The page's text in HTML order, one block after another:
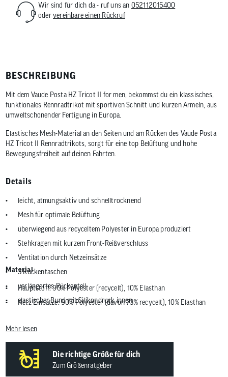
Wir sind für dich da - ruf uns an 052112015400
odervereinbare einen Rückruf
BESCHREIBUNG
Mit dem Vaude Posta HZ Tricot II for men, bekommst du ein klassisches,
funktionales Rennradtrikot mit sportiven Schnitt und kurzen Ärmeln, aus
umweltschonender Fertigung in Europa.
Elastisches Mesh-Material an den Seiten und am Rücken des Vaude Posta
HZ Tricot II Rennradtrikots, sorgt für eine top Belüftung und hohe
Bewegungsfreiheit auf deinen Fahrten.
Details
leicht, atmungsaktiv und schnelltrocknend
Mesh für optimale Belüftung
überwiegend aus recyceltem Polyester in Europa produziert
Stehkragen mit kurzem Front-Reißverschluss
Ventilation durch Netzeinsätze
3 Rückentaschen
verlängertes Rückenteil
elastischer Bund mit Silikondruck innen
Country geeignet
Gewicht: 136 g
Green Shape, Grüner Knopf, Fair Wear
Material
Hauptstoff: 90% Polyester (recycelt), 10% Elasthan
Netz Einsätze: 90% Polyester (davon 73% recycelt), 10% Elasthan
Mehr lesen
Die richtige Größe für dich
Zum Größenratgeber